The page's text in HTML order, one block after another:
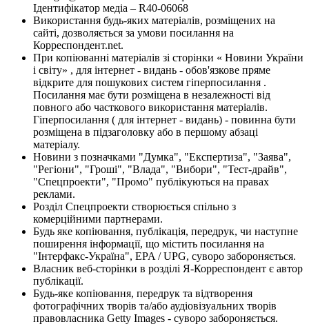
Ідентифікатор медіа – R40-06068
Використання будь-яких матеріалів, розміщених на
сайті, дозволяється за умови посилання на
Корреспондент.net.
При копіюванні матеріалів зі сторінки « Новини України
і світу» , для інтернет - видань - обов'язкове пряме
відкрите для пошукових систем гіперпосилання .
Посилання має бути розміщена в незалежності від
повного або часткового використання матеріалів.
Гіперпосилання ( для інтернет - видань) - повинна бути
розміщена в підзаголовку або в першому абзаці
матеріалу.
Новини з позначками "Думка", "Експертиза", "Заява",
"Регіони", "Гроші", "Влада", "Вибори", "Тест-драйв",
"Спецпроекти", "Промо" публікуються на правах
реклами.
Розділ Спецпроекти створюється спільно з
комерційними партнерами.
Будь яке копіювання, публікація, передрук, чи наступне
поширення інформації, що містить посилання на
"Інтерфакс-Україна", EPA / UPG, суворо забороняється.
Власник веб-сторінки в розділі Я-Корреспондент є автор
публікації.
Будь-яке копіювання, передрук та відтворення
фотографічних творів та/або аудіовізуальних творів
правовласника Getty Images - суворо забороняється.